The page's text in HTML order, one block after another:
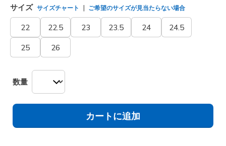
サイズ サイズチャート ご希望のサイズが見当たらない場合
22 22.5 23 23.5 24 24.5
25 26
数量
カートに追加